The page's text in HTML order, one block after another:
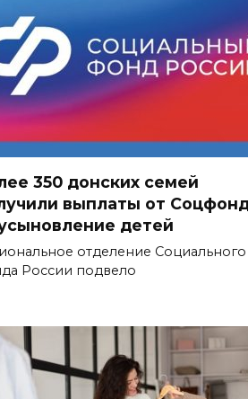
350 донских семей
выплаты от
детей
отделение Социального
России подвело